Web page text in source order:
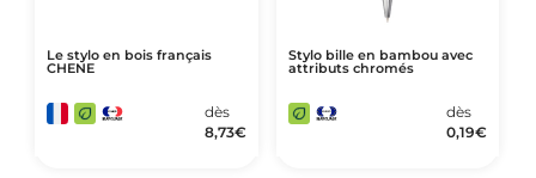
Le stylo en bois français
CHENE
dès
8,73€
Stylo bille en bambou avec
attributs chromés
dès
0,19€